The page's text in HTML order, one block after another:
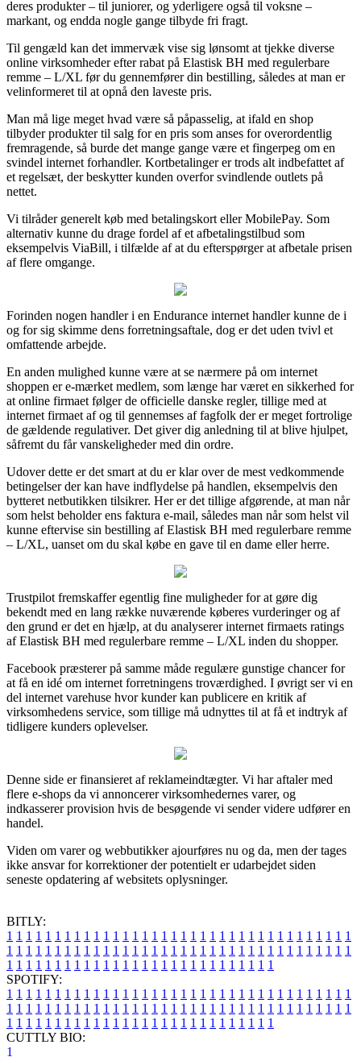
deres produkter – til juniorer, og yderligere også til voksne –
markant, og endda nogle gange tilbyde fri fragt.
Til gengæld kan det immervæk vise sig lønsomt at tjekke diverse
online virksomheder efter rabat på Elastisk BH med regulerbare
remme – L/XL før du gennemfører din bestilling, således at man er
velinformeret til at opnå den laveste pris.
Man må lige meget hvad være så påpasselig, at ifald en shop
tilbyder produkter til salg for en pris som anses for overordentlig
fremragende, så burde det mange gange være et fingerpeg om en
svindel internet forhandler. Kortbetalinger er trods alt indbefattet af
et regelsæt, der beskytter kunden overfor svindlende outlets på
nettet.
Vi tilråder generelt køb med betalingskort eller MobilePay. Som
alternativ kunne du drage fordel af et afbetalingstilbud som
eksempelvis ViaBill, i tilfælde af at du efterspørger at afbetale prisen
af flere omgange.
Forinden nogen handler i en Endurance internet handler kunne de i
og for sig skimme dens forretningsaftale, dog er det uden tvivl et
omfattende arbejde.
En anden mulighed kunne være at se nærmere på om internet
shoppen er e-mærket medlem, som længe har været en sikkerhed for
at online firmaet følger de officielle danske regler, tillige med at
internet firmaet af og til gennemses af fagfolk der er meget fortrolige
de gældende regulativer. Det giver dig anledning til at blive hjulpet,
såfremt du får vanskeligheder med din ordre.
Udover dette er det smart at du er klar over de mest vedkommende
betingelser der kan have indflydelse på handlen, eksempelvis den
bytteret netbutikken tilsikrer. Her er det tillige afgørende, at man når
som helst beholder ens faktura e-mail, således man når som helst vil
kunne eftervise sin bestilling af Elastisk BH med regulerbare remme
– L/XL, uanset om du skal købe en gave til en dame eller herre.
Trustpilot fremskaffer egentlig fine muligheder for at gøre dig
bekendt med en lang række nuværende køberes vurderinger og af
den grund er det en hjælp, at du analyserer internet firmaets ratings
af Elastisk BH med regulerbare remme – L/XL inden du shopper.
Facebook præsterer på samme måde regulære gunstige chancer for
at få en idé om internet forretningens troværdighed. I øvrigt ser vi en
del internet varehuse hvor kunder kan publicere en kritik af
virksomhedens service, som tillige må udnyttes til at få et indtryk af
tidligere kunders oplevelser.
Denne side er finansieret af reklameindtægter. Vi har aftaler med
flere e-shops da vi annoncerer virksomhedernes varer, og
indkasserer provision hvis de besøgende vi sender videre udfører en
handel.
Viden om varer og webbutikker ajourføres nu og da, men der tages
ikke ansvar for korrektioner der potentielt er udarbejdet siden
seneste opdatering af websitets oplysninger.
BITLY:
1 1 1 1 1 1 1 1 1 1 1 1 1 1 1 1 1 1 1 1 1 1 1 1 1 1 1 1 1 1 1 1 1 1 1 1
1 1 1 1 1 1 1 1 1 1 1 1 1 1 1 1 1 1 1 1 1 1 1 1 1 1 1 1 1 1 1 1 1 1 1 1
1 1 1 1 1 1 1 1 1 1 1 1 1 1 1 1 1 1 1 1 1 1 1 1 1 1 1 1
SPOTIFY:
1 1 1 1 1 1 1 1 1 1 1 1 1 1 1 1 1 1 1 1 1 1 1 1 1 1 1 1 1 1 1 1 1 1 1 1
1 1 1 1 1 1 1 1 1 1 1 1 1 1 1 1 1 1 1 1 1 1 1 1 1 1 1 1 1 1 1 1 1 1 1 1
1 1 1 1 1 1 1 1 1 1 1 1 1 1 1 1 1 1 1 1 1 1 1 1 1 1 1 1
CUTTLY BIO:
1